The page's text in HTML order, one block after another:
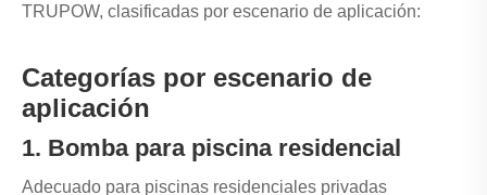
TRUPOW, clasificadas por escenario de aplicación:
Categorías por escenario de
aplicación
1. Bomba para piscina residencial
Adecuado para piscinas residenciales privadas